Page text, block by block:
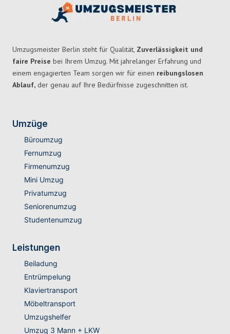
Umzugsmeister Berlin steht für Qualität, Zuverlässigkeit und
faire Preise bei Ihrem Umzug. Mit jahrelanger Erfahrung und
einem engagierten Team sorgen wir für einen reibungslosen
Ablauf, der genau auf Ihre Bedürfnisse zugeschnitten ist.
Umzüge
Büroumzug
Fernumzug
Firmenumzug
Mini Umzug
Privatumzug
Seniorenumzug
Studentenumzug
Leistungen
Beiladung
Entrümpelung
Klaviertransport
Möbeltransport
Umzugshelfer
Umzug 3 Mann + LKW